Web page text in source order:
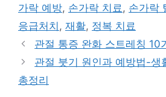
리
그
가락 예방, 손가락 치료, 손가락
응급처치 , 재활, 정복 치료
관절 통증 완화 스트레칭 10
관절 붓기 원인과 예방법-생
총정리